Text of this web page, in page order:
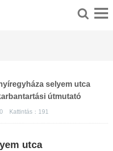
selyem utca
útmutató
Kattintás： 191
utca